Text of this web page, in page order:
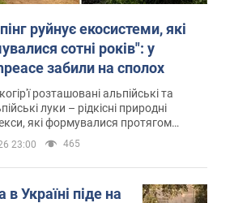
руйнує екосистеми, які
сотні років": у
забили на сполох
розташовані альпійські та
луки – рідкісні природні
які формувалися протягом
23:00 465
в Україні піде на